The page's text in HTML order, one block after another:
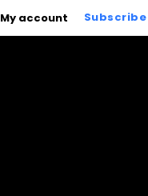
My account Subscribe